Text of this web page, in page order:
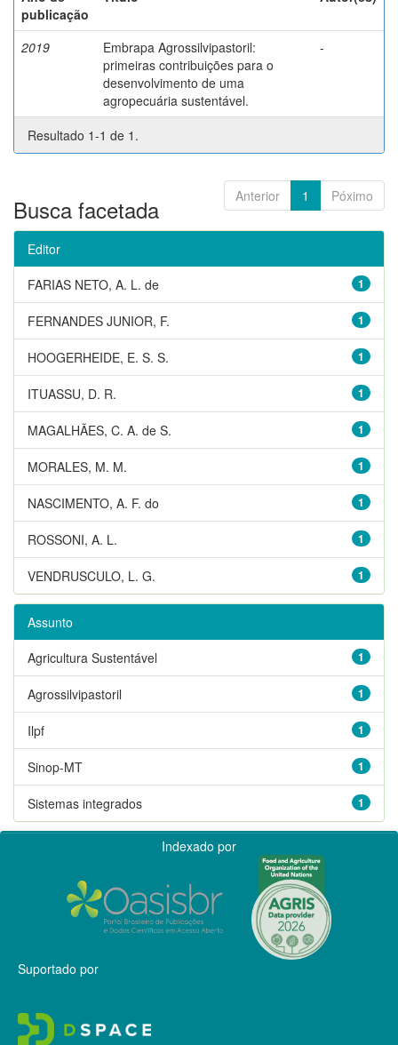
publicação
2019
Embrapa Agrossilvipastoril:
primeiras contribuições para o
desenvolvimento de uma
agropecuária sustentável.
-
Resultado 1-1 de 1.
Anterior 1 Póximo
Busca facetada
Editor
1
FARIAS NETO, A. L. de
1
FERNANDES JUNIOR, F.
1
HOOGERHEIDE, E. S. S.
1
ITUASSU, D. R.
1
MAGALHÃES, C. A. de S.
1
MORALES, M. M.
1
NASCIMENTO, A. F. do
1
ROSSONI, A. L.
1
VENDRUSCULO, L. G.
Assunto
1
Agricultura Sustentável
1
Agrossilvipastoril
1
Ilpf
1
Sinop-MT
1
Sistemas integrados
Indexado por
Suportado por